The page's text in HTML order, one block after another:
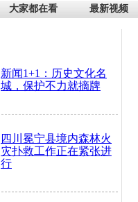
大家都在看 最新视频
新闻1+1：历史文化名
城，保护不力就摘牌
四川冕宁县境内森林火
灾扑救工作正在紧张进
行